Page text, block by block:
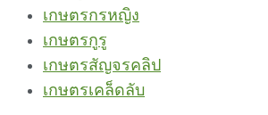
เกษตรกรหญิง
เกษตรกูรู
เกษตรสัญจรคลิป
เกษตรเคล็ดลับ